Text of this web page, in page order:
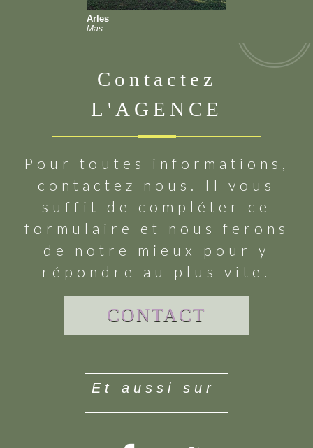
Arles
Mas
contactez
L'AGENCE
Pour toutes informations,
contactez nous. Il vous
suffit de compléter ce
formulaire et nous ferons
de notre mieux pour y
répondre au plus vite.
CONTACT
et aussi sur